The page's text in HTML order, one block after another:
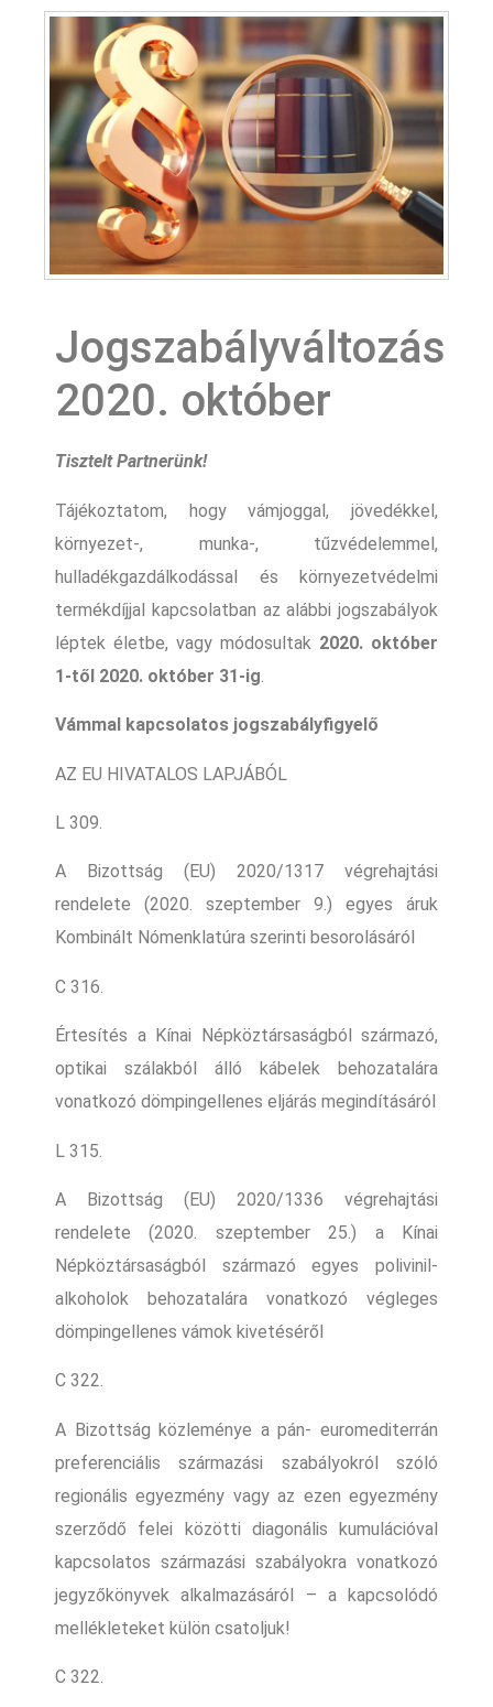
Jogszabályváltozás
2020. október
Tisztelt Partnerünk!
Tájékoztatom, hogy vámjoggal, jövedékkel,
környezet-, munka-, tűzvédelemmel,
hulladékgazdálkodással és környezetvédelmi
termékdíjjal kapcsolatban az alábbi jogszabályok
léptek életbe, vagy módosultak 2020. október
1-től 2020. október 31-ig.
Vámmal kapcsolatos jogszabályfigyelő
AZ EU HIVATALOS LAPJÁBÓL
L 309.
A Bizottság (EU) 2020/1317 végrehajtási
rendelete (2020. szeptember 9.) egyes áruk
Kombinált Nómenklatúra szerinti besorolásáról
C 316.
Értesítés a Kínai Népköztársaságból származó,
optikai szálakból álló kábelek behozatalára
vonatkozó dömpingellenes eljárás megindításáról
L 315.
A Bizottság (EU) 2020/1336 végrehajtási
rendelete (2020. szeptember 25.) a Kínai
Népköztársaságból származó egyes polivinil-
alkoholok behozatalára vonatkozó végleges
dömpingellenes vámok kivetéséről
C 322.
A Bizottság közleménye a pán- euromediterrán
preferenciális származási szabályokról szóló
regionális egyezmény vagy az ezen egyezmény
szerződő felei közötti diagonális kumulációval
kapcsolatos származási szabályokra vonatkozó
jegyzőkönyvek alkalmazásáról – a kapcsolódó
mellékleteket külön csatoljuk!
C 322.